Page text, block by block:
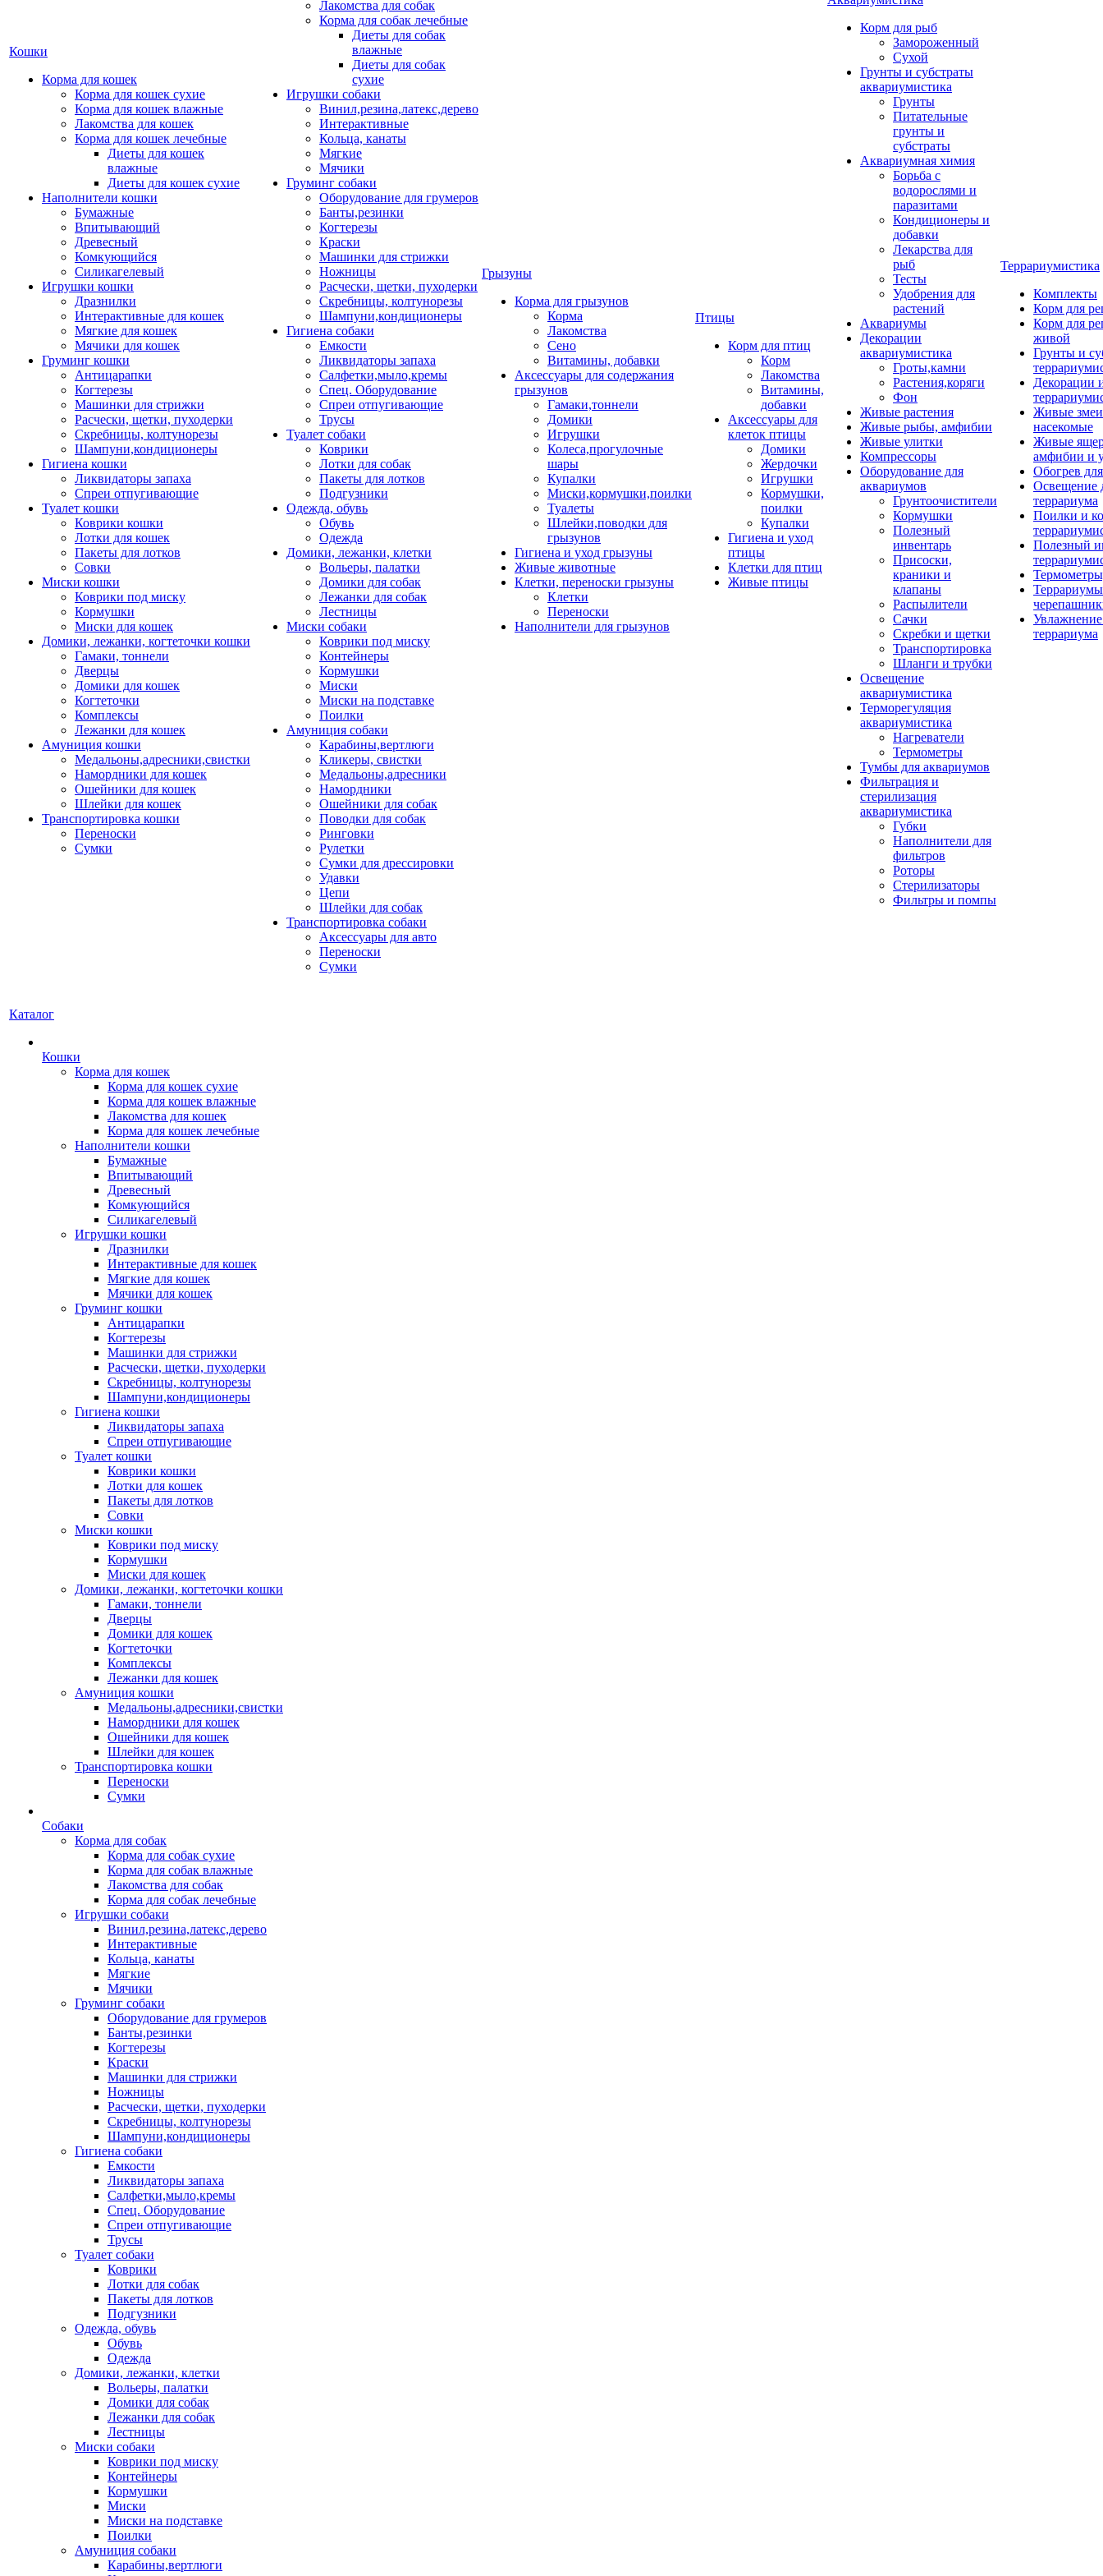
Кошки
Корма для кошек
Корма для кошек сухие
Корма для кошек влажные
Лакомства для кошек
Корма для кошек лечебные
Диеты для кошек
влажные
Диеты для кошек сухие
Наполнители кошки
Бумажные
Впитывающий
Древесный
Комкующийся
Силикагелевый
Игрушки кошки
Дразнилки
Интерактивные для кошек
Мягкие для кошек
Мячики для кошек
Груминг кошки
Антицарапки
Когтерезы
Машинки для стрижки
Расчески, щетки, пуходерки
Скребницы, колтунорезы
Шампуни,кондиционеры
Гигиена кошки
Ликвидаторы запаха
Спреи отпугивающие
Туалет кошки
Коврики кошки
Лотки для кошек
Пакеты для лотков
Совки
Миски кошки
Коврики под миску
Кормушки
Миски для кошек
Домики, лежанки, когтеточки кошки
Гамаки, тоннели
Дверцы
Домики для кошек
Когтеточки
Комплексы
Лежанки для кошек
Амуниция кошки
Медальоны,адресники,свистки
Намордники для кошек
Ошейники для кошек
Шлейки для кошек
Транспортировка кошки
Переноски
Сумки
Лакомства для собак
Корма для собак лечебные
Диеты для собак
влажные
Диеты для собак
сухие
Игрушки собаки
Винил,резина,латекс,дерево
Интерактивные
Кольца, канаты
Мягкие
Мячики
Груминг собаки
Оборудование для грумеров
Банты,резинки
Когтерезы
Краски
Машинки для стрижки
Ножницы
Расчески, щетки, пуходерки
Скребницы, колтунорезы
Шампуни,кондиционеры
Гигиена собаки
Емкости
Ликвидаторы запаха
Салфетки,мыло,кремы
Спец. Оборудование
Спреи отпугивающие
Трусы
Туалет собаки
Коврики
Лотки для собак
Пакеты для лотков
Подгузники
Одежда, обувь
Обувь
Одежда
Домики, лежанки, клетки
Вольеры, палатки
Домики для собак
Лежанки для собак
Лестницы
Миски собаки
Коврики под миску
Контейнеры
Кормушки
Миски
Миски на подставке
Поилки
Амуниция собаки
Карабины,вертлюги
Кликеры, свистки
Медальоны,адресники
Намордники
Ошейники для собак
Поводки для собак
Ринговки
Рулетки
Сумки для дрессировки
Удавки
Цепи
Шлейки для собак
Транспортировка собаки
Аксессуары для авто
Переноски
Сумки
Грызуны
Корма для грызунов
Корма
Лакомства
Сено
Витамины, добавки
Аксессуары для содержания
грызунов
Гамаки,тоннели
Домики
Игрушки
Колеса,прогулочные
шары
Купалки
Миски,кормушки,поилки
Туалеты
Шлейки,поводки для
грызунов
Гигиена и уход грызуны
Живые животные
Клетки, переноски грызуны
Клетки
Переноски
Наполнители для грызунов
Птицы
Корм для птиц
Корм
Лакомства
Витамины,
добавки
Аксессуары для
клеток птицы
Домики
Жердочки
Игрушки
Кормушки,
поилки
Купалки
Гигиена и уход
птицы
Клетки для птиц
Живые птицы
Корм для рыб
Замороженный
Сухой
Грунты и субстраты
аквариумистика
Грунты
Питательные
грунты и
субстраты
Аквариумная химия
Борьба с
водорослями и
паразитами
Кондиционеры и
добавки
Лекарства для
рыб
Тесты
Удобрения для
растений
Аквариумы
Декорации
аквариумистика
Гроты,камни
Растения,коряги
Фон
Живые растения
Живые рыбы, амфибии
Живые улитки
Компрессоры
Оборудование для
аквариумов
Грунтоочистители
Кормушки
Полезный
инвентарь
Присоски,
краники и
клапаны
Распылители
Сачки
Скребки и щетки
Транспортировка
Шланги и трубки
Освещение
аквариумистика
Терморегуляция
аквариумистика
Нагреватели
Термометры
Тумбы для аквариумов
Фильтрация и
стерилизация
аквариумистика
Губки
Наполнители для
фильтров
Роторы
Стерилизаторы
Фильтры и помпы
Террариумистика
Комплекты
Корм для
Корм для
живой
Грунты и
Декорации
Живые
насекомые
Живые
амфибии и
Обогрев
Освещение
террариума
Поилки и
Полезный
террариума
Каталог
Кошки
Корма для кошек
Корма для кошек сухие
Корма для кошек влажные
Лакомства для кошек
Корма для кошек лечебные
Наполнители кошки
Бумажные
Впитывающий
Древесный
Комкующийся
Силикагелевый
Игрушки кошки
Дразнилки
Интерактивные для кошек
Мягкие для кошек
Мячики для кошек
Груминг кошки
Антицарапки
Когтерезы
Машинки для стрижки
Расчески, щетки, пуходерки
Скребницы, колтунорезы
Шампуни,кондиционеры
Гигиена кошки
Ликвидаторы запаха
Спреи отпугивающие
Туалет кошки
Коврики кошки
Лотки для кошек
Пакеты для лотков
Совки
Миски кошки
Коврики под миску
Кормушки
Миски для кошек
Домики, лежанки, когтеточки кошки
Гамаки, тоннели
Дверцы
Домики для кошек
Когтеточки
Комплексы
Лежанки для кошек
Амуниция кошки
Медальоны,адресники,свистки
Намордники для кошек
Ошейники для кошек
Шлейки для кошек
Транспортировка кошки
Переноски
Сумки
Собаки
Корма для собак
Корма для собак сухие
Корма для собак влажные
Лакомства для собак
Корма для собак лечебные
Игрушки собаки
Винил,резина,латекс,дерево
Интерактивные
Кольца, канаты
Мягкие
Мячики
Груминг собаки
Оборудование для грумеров
Банты,резинки
Когтерезы
Краски
Машинки для стрижки
Ножницы
Расчески, щетки, пуходерки
Скребницы, колтунорезы
Шампуни,кондиционеры
Гигиена собаки
Емкости
Ликвидаторы запаха
Салфетки,мыло,кремы
Спец. Оборудование
Спреи отпугивающие
Трусы
Туалет собаки
Коврики
Лотки для собак
Пакеты для лотков
Подгузники
Одежда, обувь
Обувь
Одежда
Домики, лежанки, клетки
Вольеры, палатки
Домики для собак
Лежанки для собак
Лестницы
Миски собаки
Коврики под миску
Контейнеры
Кормушки
Миски
Миски на подставке
Поилки
Амуниция собаки
Карабины,вертлюги